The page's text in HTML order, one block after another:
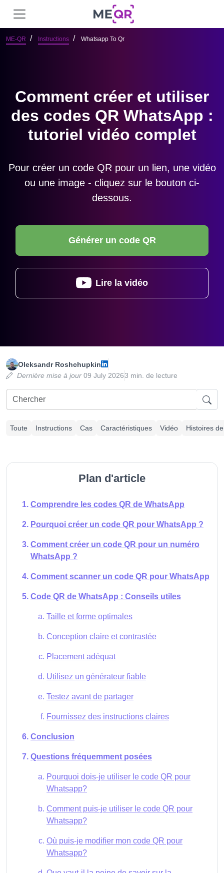
ME-QR Instructions Whatsapp To Qr
Comment créer et utiliser
des codes QR WhatsApp :
tutoriel vidéo complet
Pour créer un code QR pour un lien, une vidéo
ou une image - cliquez sur le bouton ci-
dessous.
Générer un code QR
Lire la vidéo
Oleksandr Roshchupkin
Dernière mise à jour 09 July 20263 min. de lecture
Toute Instructions Cas Caractéristiques Vidéo Histoires
Plan d'article
Comprendre les codes QR de WhatsApp
Pourquoi créer un code QR pour WhatsApp ?
Comment créer un code QR pour un numéro
WhatsApp ?
Comment scanner un code QR pour WhatsApp
Code QR de WhatsApp : Conseils utiles
Taille et forme optimales
Conception claire et contrastée
Placement adéquat
Utilisez un générateur fiable
Testez avant de partager
Fournissez des instructions claires
Conclusion
Questions fréquemment posées
Pourquoi dois-je utiliser le code QR pour
Whatsapp?
Comment puis-je utiliser le code QR pour
Whatsapp?
Où puis-je modifier mon code QR pour
Whatsapp?